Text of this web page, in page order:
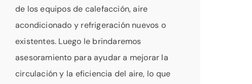
de los equipos de calefacción, aire
acondicionado y refrigeración nuevos o
existentes. Luego le brindaremos
asesoramiento para ayudar a mejorar la
circulación y la eficiencia del aire, lo que